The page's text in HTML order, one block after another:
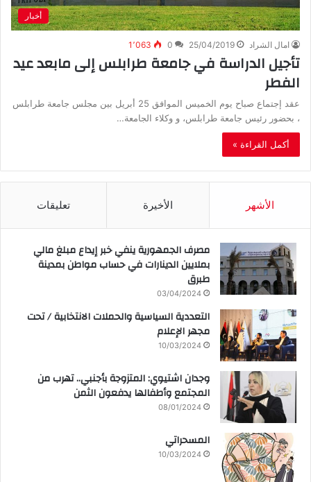
أخبار
امال الشراد 25/04/2019
0 1٬063
تأجيل الدراسة في جامعة طرابلس إلى مابعد عيد
الفطر
عقد إجتماع صباح يوم الخميس الموافق 25 أبريل بين مجلس جامعة طرابلس
، بحضور رئيس جامعة طرابلس، و وكلاء الجامعة…
أكمل القراءة »
الأشهر الأخيرة تعليقات
مصرف الجمهورية ينفي خبر إيداع مبلغ مالي
بملايين الدينارات في حساب مواطن بمدينة
طبرق
03/04/2024
التعددية السياسية والحملات الانتخابية / تحت
مجهر الإعلام
10/03/2024
وجدان اشتيوي: المتزوجة بأجنبي.. تهرب من
المجتمع وأطفالها يدفعون الثمن
08/01/2024
المسحراتي
10/03/2024